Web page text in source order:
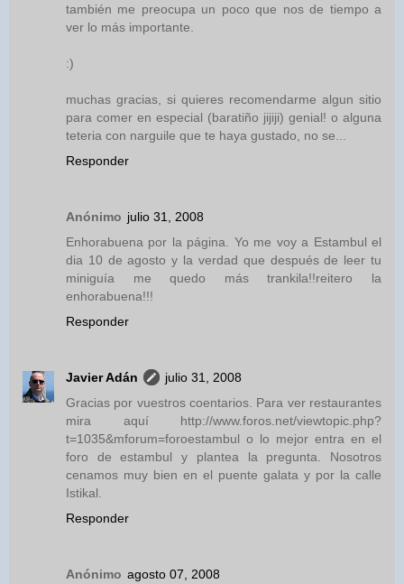
también me preocupa un poco que nos de tiempo a
ver lo más importante.
:)
muchas gracias, si quieres recomendarme algun sitio
para comer en especial (baratiño jijiji) genial! o alguna
teteria con narguile que te haya gustado, no se...
Responder
Anónimo julio 31, 2008
Enhorabuena por la página. Yo me voy a Estambul el
dia 10 de agosto y la verdad que después de leer tu
miniguía me quedo más trankila!!reitero la
enhorabuena!!!
Responder
Javier Adán
julio 31, 2008
Gracias por vuestros coentarios. Para ver restaurantes
mira aquí http://www.foros.net/viewtopic.php?
t=1035&mforum=foroestambul o lo mejor entra en el
foro de estambul y plantea la pregunta. Nosotros
cenamos muy bien en el puente galata y por la calle
Istikal.
Responder
Anónimo agosto 07, 2008